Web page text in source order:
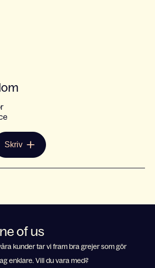
Skriv
of us
kunder tar vi fram bra grejer som gör
enklare. Vill du vara med?